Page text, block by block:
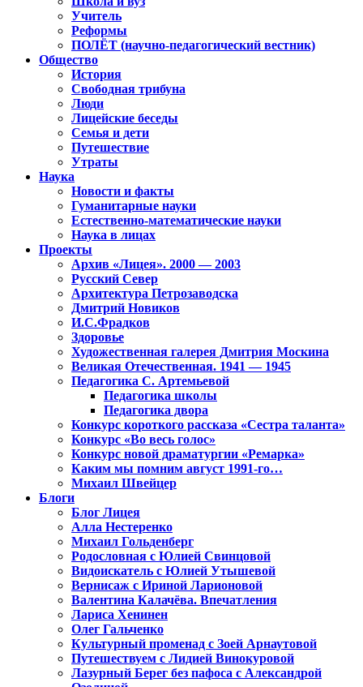
Учитель
Реформы
ПОЛЁТ (научно-педагогический вестник)
Общество
История
Свободная трибуна
Люди
Лицейские беседы
Семья и дети
Путешествие
Утраты
Наука
Новости и факты
Гуманитарные науки
Естественно-математические науки
Наука в лицах
Проекты
Архив «Лицея». 2000 — 2003
Русский Север
Архитектура Петрозаводска
Дмитрий Новиков
И.С.Фрадков
Здоровье
Художественная галерея Дмитрия Москина
Великая Отечественная. 1941 — 1945
Педагогика С. Артемьевой
Педагогика школы
Педагогика двора
Конкурс короткого рассказа «Сестра таланта»
Конкурс «Во весь голос»
Конкурс новой драматургии «Ремарка»
Каким мы помним август 1991-го…
Михаил Швейцер
Блоги
Блог Лицея
Алла Нестеренко
Михаил Гольденберг
Родословная с Юлией Свинцовой
Видоискатель с Юлией Утышевой
Вернисаж с Ириной Ларионовой
Валентина Калачёва. Впечатления
Лариса Хенинен
Олег Гальченко
Культурный променад с Зоей Арнаутовой
Путешествуем с Лидией Винокуровой
Лазурный Берег без пафоса с Александрой